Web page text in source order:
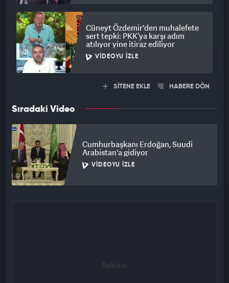
Cüneyt Özdemir'den muhalefete
sert tepki: PKK’ya karşı adım
atılıyor yine itiraz ediliyor
VIDEOYU İZLE
SİTENE EKLE HABERE DÖN
Sıradaki Video
Cumhurbaşkanı Erdoğan, Suudi
Arabistan'a gidiyor
VIDEOYU İZLE